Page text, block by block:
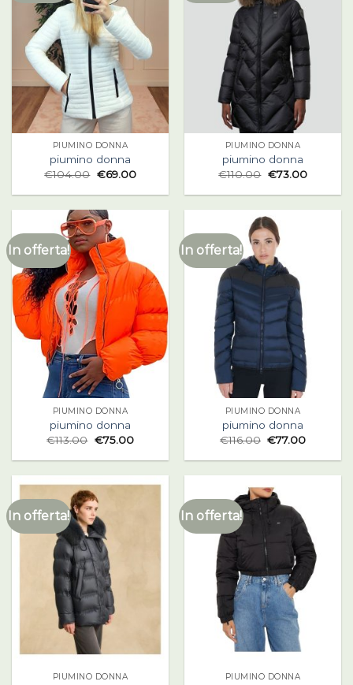
PIUMINO DONNA
piumino donna
€104.00 €69.00
PIUMINO DONNA
piumino donna
€110.00 €73.00
In offerta!
PIUMINO DONNA
piumino donna
€113.00 €75.00
In offerta!
PIUMINO DONNA
piumino donna
€116.00 €77.00
In offerta!
PIUMINO DONNA
In offerta!
PIUMINO DONNA